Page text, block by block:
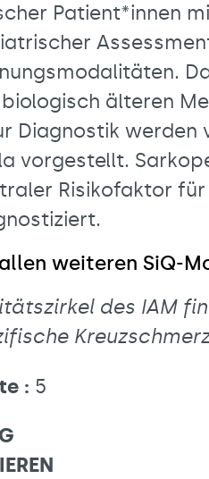
Patient*innen
älteren
Diagnostik werden
vorgestellt.
Risikofaktor
weiteren SiQ-
des IAM
: 5